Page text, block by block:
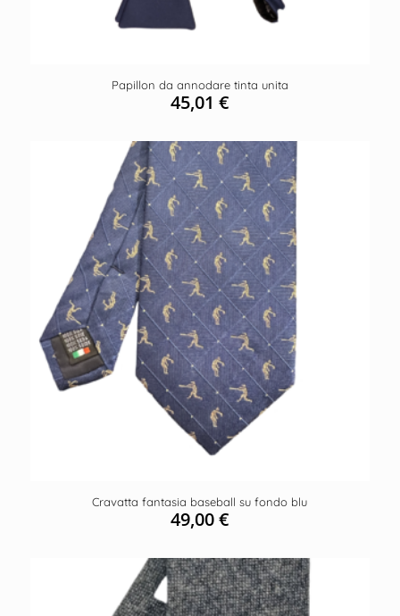
Papillon da annodare tinta unita
45,01€
Cravatta fantasia baseball su fondo blu
49,00€